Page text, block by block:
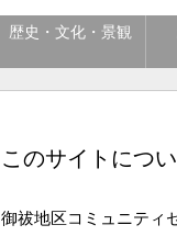
歴史・文化・景観
このサイトにつ
御祓地区コミュニティ